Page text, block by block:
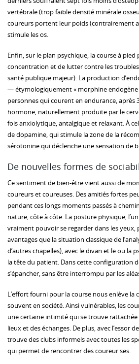
vertébrale (trop faible densité minérale
coureurs portent leur poids (contrairement
stimule les os.
Enfin, sur le plan psychique, la course à pied
concentration et de lutter contre les
santé publique majeur). La production
— étymologiquement « morphine endogène
personnes qui courent en endurance, après
hormone, naturellement produite par le
fois anxiolytique, antalgique et relaxant. À
de dopamine, qui stimule la zone de la
sérotonine qui déclenche une sensation de
De nouvelles formes de
Ce sentiment de bien-être vient aussi de
coureurs et coureuses. Des amitiés fortes
pendant ces longs moments passés à
nature, côte à côte. La posture physique,
vraiment pouvoir se regarder dans les yeux,
avantages que la situation classique de
d’autres chapelles), avec le divan et le ou la
la tête du patient. Dans cette configuration
s’épancher, sans être interrompu par les
L’effort fourni pour la course nous enlève la
souvent en société. Ainsi vulnérables, les
une certaine intimité qui se trouve rattachée
lieux et des échanges. De plus, avec l’essor
trouve des clubs informels avec toutes les
qui permet de rencontrer des coureur·ses.